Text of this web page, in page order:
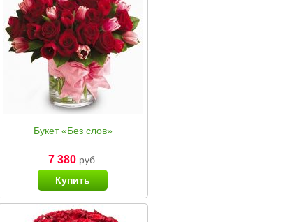
Букет «Без слов»
7 380руб.
Купить